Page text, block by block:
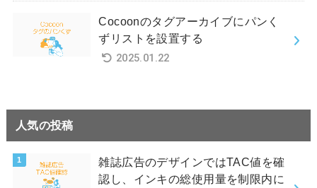
Cocoonのタグアーカイブにパンく
ずリストを設置する
2025.01.22
人気の投稿
雑誌広告のデザインではTAC値を確
認し、インキの総使用量を制限内に